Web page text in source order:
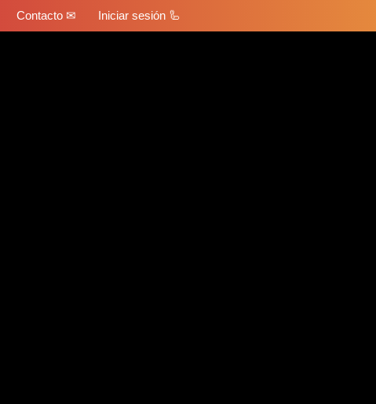
Contacto ✉ Iniciar sesión 🦾